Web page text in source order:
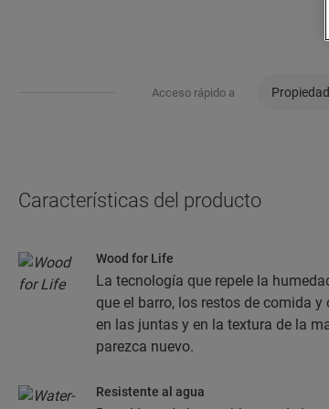
Acceso rápido a
Características del producto
Wood for Life
La tecnología que repele la
que el barro, los restos de comida
en las juntas y en la textura de la
parezca nuevo.
Resistente al agua